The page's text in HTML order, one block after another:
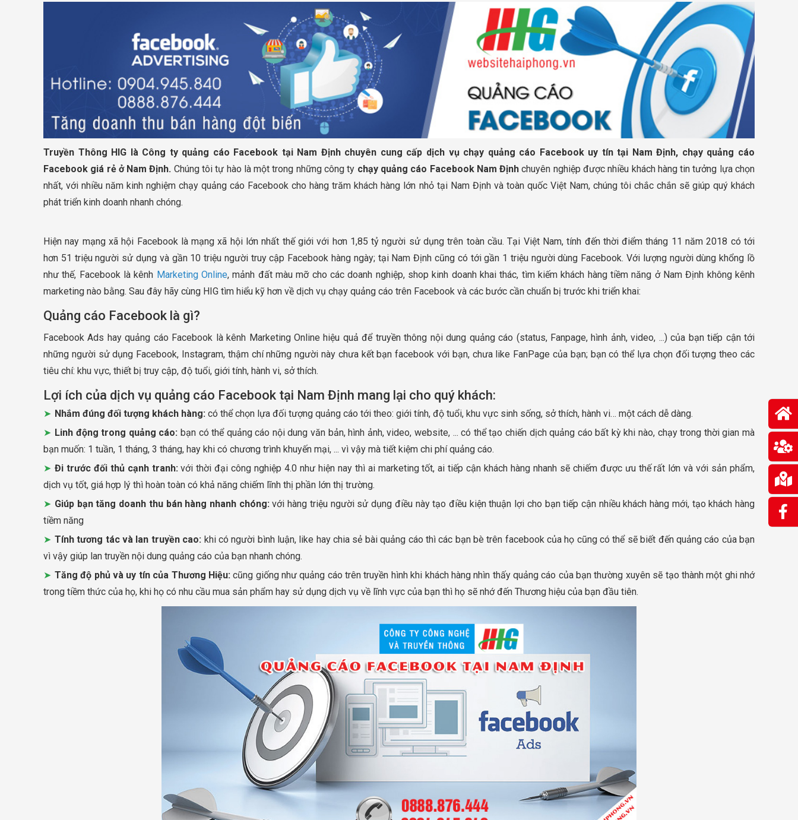
Truyền Thông HIG là Công ty quảng cáo Facebook tại Nam Định chuyên cung cấp dịch vụ chạy quảng cáo Facebook uy tín tại Nam Định, chạy quảng cáo
Facebook giá rẻ ở Nam Định. Chúng tôi tự hào là một trong những công ty chạy quảng cáo Facebook Nam Định chuyên nghiệp được nhiều khách hàng tin tưởng lựa chọn
nhất, với nhiều năm kinh nghiệm chạy quảng cáo Facebook cho hàng trăm khách hàng lớn nhỏ tại Nam Định và toàn quốc Việt Nam, chúng tôi chắc chắn sẽ giúp quý khách
phát triển kinh doanh nhanh chóng.
Hiện nay mạng xã hội Facebook là mạng xã hội lớn nhất thế giới với hơn 1,85 tỷ người sử dụng trên toàn cầu. Tại Việt Nam, tính đến thời điểm tháng 11 năm 2018 có tới
hơn 51 triệu người sử dụng và gần 10 triệu người truy cập Facebook hàng ngày; tại Nam Định cũng có tới gần 1 triệu người dùng Facebook. Với lượng người dùng khổng lồ
như thế, Facebook là kênh Marketing Online, mảnh đất màu mỡ cho các doanh nghiệp, shop kinh doanh khai thác, tìm kiếm khách hàng tiềm năng ở Nam Định không kênh
marketing nào bằng. Sau đây hãy cùng HIG tìm hiểu kỹ hơn về dịch vụ chạy quảng cáo trên Facebook và các bước cần chuẩn bị trước khi triển khai:
Quảng cáo Facebook là gì?
Facebook Ads hay quảng cáo Facebook là kênh Marketing Online hiệu quả để truyền thông nội dung quảng cáo (status, Fanpage, hình ảnh, video, ...) của bạn tiếp cận tới
những người sử dụng Facebook, Instagram, thậm chí những người này chưa kết bạn facebook với bạn, chưa like FanPage của bạn; bạn có thể lựa chọn đối tượng theo các
tiêu chí: khu vực, thiết bị truy cập, độ tuổi, giới tính, hành vi, sở thích.
Lợi ích của dịch vụ quảng cáo Facebook tại Nam Định mang lại cho quý khách:
Nhắm đúng đối tượng khách hàng: có thể chọn lựa đối tượng quảng cáo tới theo: giới tính, độ tuổi, khu vực sinh sống, sở thích, hành vi… một cách dễ dàng.
Linh động trong quảng cáo: bạn có thể quảng cáo nội dung văn bản, hình ảnh, video, website, ... có thể tạo chiến dịch quảng cáo bất kỳ khi nào, chạy trong thời gian mà
bạn muốn: 1 tuần, 1 tháng, 3 tháng, hay khi có chương trình khuyến mại, ... vì vậy mà tiết kiệm chi phí quảng cáo.
Đi trước đối thủ cạnh tranh: với thời đại công nghiệp 4.0 như hiện nay thì ai marketing tốt, ai tiếp cận khách hàng nhanh sẽ chiếm được ưu thế rất lớn và với sản phẩm,
dịch vụ tốt, giá hợp lý thì hoàn toàn có khả năng chiếm lĩnh thị phần lớn thị trường.
Giúp bạn tăng doanh thu bán hàng nhanh chóng: với hàng triệu người sử dụng điều này tạo điều kiện thuận lợi cho bạn tiếp cận nhiều khách hàng mới, tạo khách hàng
tiềm năng
Tính tương tác và lan truyền cao: khi có người bình luận, like hay chia sẻ bài quảng cáo thì các bạn bè trên facebook của họ cũng có thể sẽ biết đến quảng cáo của bạn
vì vậy giúp lan truyền nội dung quảng cáo của bạn nhanh chóng.
Tăng độ phủ và uy tín của Thương Hiệu: cũng giống như quảng cáo trên truyền hình khi khách hàng nhìn thấy quảng cáo của bạn thường xuyên sẽ tạo thành một ghi nhớ
trong tiềm thức của họ, khi họ có nhu cầu mua sản phẩm hay sử dụng dịch vụ về lĩnh vực của bạn thì họ sẽ nhớ đến Thương hiệu của bạn đầu tiên.